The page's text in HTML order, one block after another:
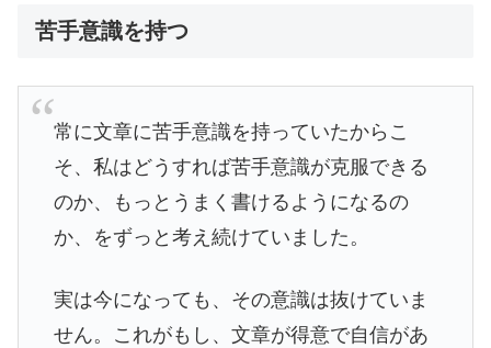
苦手意識を持つ
常に文章に苦手意識を持っていたからこ
そ、私はどうすれば苦手意識が克服できる
のか、もっとうまく書けるようになるの
か、をずっと考え続けていました。
実は今になっても、その意識は抜けていま
せん。これがもし、文章が得意で自信があ